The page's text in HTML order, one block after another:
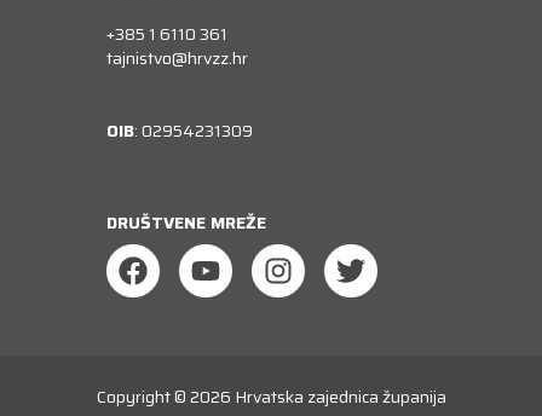
+385 1 6110 361
tajnistvo@hrvzz.hr
OIB: 02954231309
DRUŠTVENE MREŽE
Copyright © 2026 Hrvatska zajednica županija